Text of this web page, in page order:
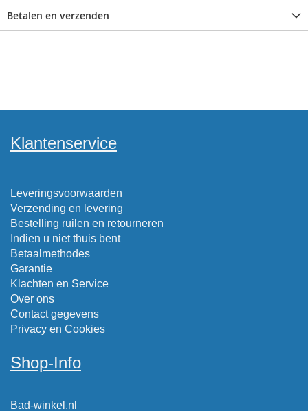
Betalen en verzenden
Klantenservice
Leveringsvoorwaarden
Verzending en levering
Bestelling ruilen en retourneren
Indien u niet thuis bent
Betaalmethodes
Garantie
Klachten en Service
Over ons
Contact gegevens
Privacy en Cookies
Shop-Info
Bad-winkel.nl